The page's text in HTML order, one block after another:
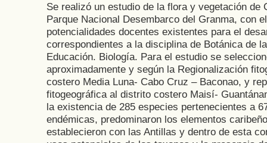
Se realizó un estudio de la flora y vegetación de
Parque Nacional Desembarco del Granma, con
potencialidades docentes existentes para el
correspondientes a la disciplina de Botánica de
Educación. Biología. Para el estudio se
aproximadamente y según la Regionalización
costero Media Luna- Cabo Cruz – Baconao, y
fitogeográfica al distrito costero Maisí-
la existencia de 285 especies pertenecientes a
endémicas, predominaron los elementos
establecieron con las Antillas y dentro de esta